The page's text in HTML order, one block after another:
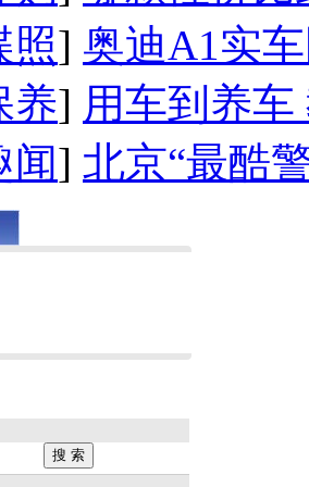
照] 奥迪A1实
养] 用车到养
闻] 北京“最酷